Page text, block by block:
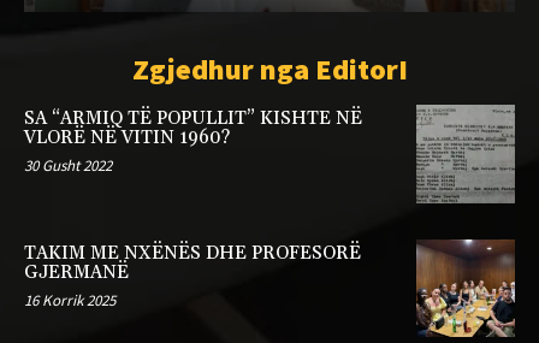
Zgjedhur nga EditorI
SA “ARMIQ TË POPULLIT” KISHTE NË
VLORË NË VITIN 1960?
30 Gusht 2022
TAKIM ME NXËNËS DHE PROFESORË
GJERMANË
16 Korrik 2025